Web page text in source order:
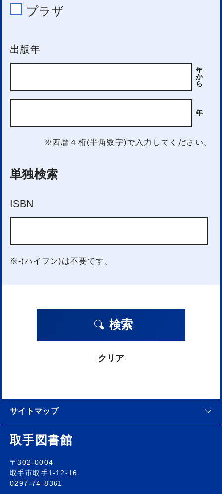
プラザ
出版年
年
か
ら
年
※西暦４桁(半角数字)で入力してください。
単独検索
ISBN
※-(ハイフン)は不要です。
検索
クリア
サイトマップ
取手図書館
〒302-0004
取手市取手1-12-16
0297-74-8361